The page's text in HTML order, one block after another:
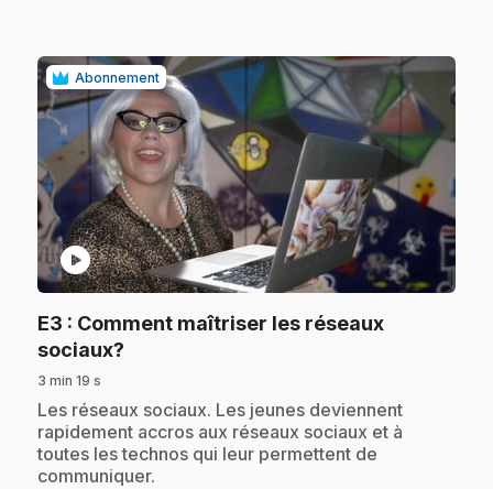
Abonnement
play_circle
E3 : Comment maîtriser les réseaux
sociaux?
3 min 19 s
.Les réseaux sociaux. Les jeunes deviennent
rapidement accros aux réseaux sociaux et à
toutes les technos qui leur permettent de
communiquer.